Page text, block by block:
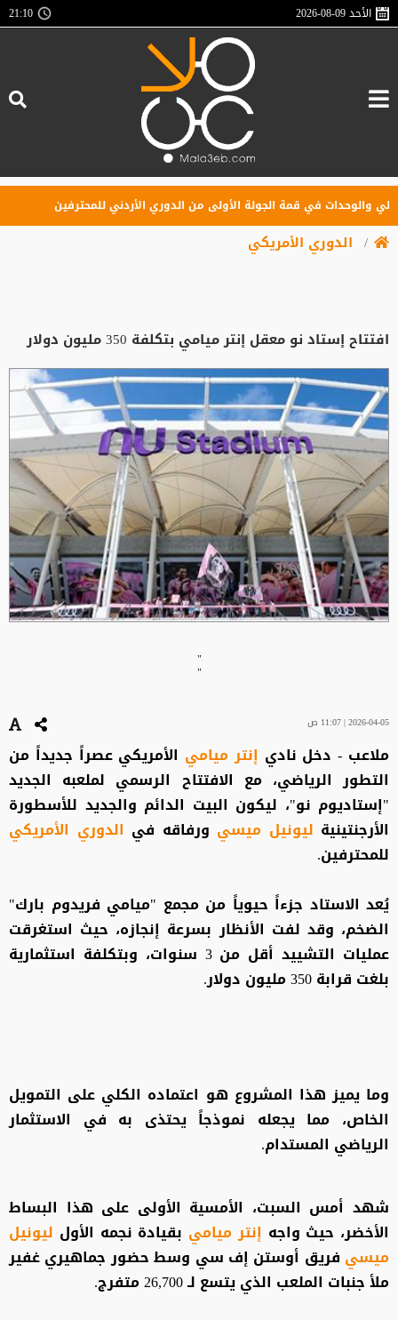
الأحد2026-08-09
21:10
في قمة الجولة الأولى من الدوري الأردني للمحترفين
الدوري الأمريكي
افتتاح إستاد نو معقل إنتر ميامي بتكلفة 350 مليون دولار
"
"
2026-04-05 | 11:07 ص
ملاعب - دخل نادي إنتر ميامي الأمريكي عصراً جديداً من
التطور الرياضي، مع الافتتاح الرسمي لملعبه الجديد
"إستاديوم نو"، ليكون البيت الدائم والجديد للأسطورة
الأرجنتينية ليونيل ميسي ورفاقه في الدوري الأمريكي
للمحترفين.
يُعد الاستاد جزءاً حيوياً من مجمع "ميامي فريدوم بارك"
الضخم، وقد لفت الأنظار بسرعة إنجازه، حيث استغرقت
عمليات التشييد أقل من 3 سنوات، وبتكلفة استثمارية
بلغت قرابة 350 مليون دولار.
وما يميز هذا المشروع هو اعتماده الكلي على التمويل
الخاص، مما يجعله نموذجاً يحتذى به في الاستثمار
الرياضي المستدام.
شهد أمس السبت، الأمسية الأولى على هذا البساط
الأخضر، حيث واجه إنتر ميامي بقيادة نجمه الأول ليونيل
ميسي فريق أوستن إف سي وسط حضور جماهيري غفير
ملأ جنبات الملعب الذي يتسع لـ 26,700 متفرج.